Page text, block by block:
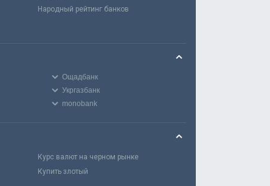
Народный рейтинг банков
Ощадбанк
Укргазбанк
monobank
Курс валют на черном рынке
Купить злотый